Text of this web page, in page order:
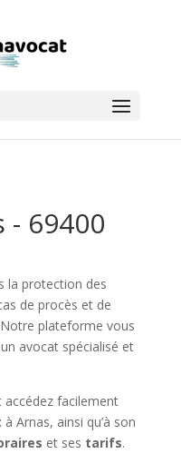
- 69400
la protection des
de procès et de
plateforme vous
avocat spécialisé et
accédez facilement
à Arnas, ainsi qu’à son
et ses tarifs.